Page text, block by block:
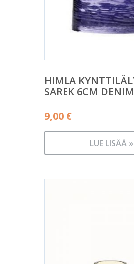
HIMLA
SAREK 6CM
9,00 €
LUE LISÄÄ »